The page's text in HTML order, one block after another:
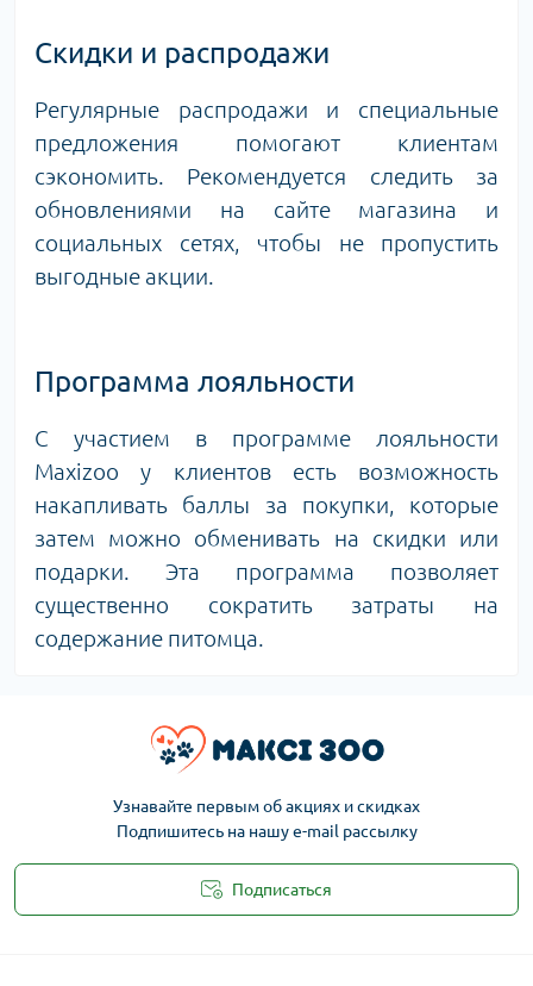
Скидки и распродажи
Регулярные распродажи и специальные
предложения помогают клиентам
сэкономить. Рекомендуется следить за
обновлениями на сайте магазина и
социальных сетях, чтобы не пропустить
выгодные акции.
Программа лояльности
С участием в программе лояльности
Maxizoo у клиентов есть возможность
накапливать баллы за покупки, которые
затем можно обменивать на скидки или
подарки. Эта программа позволяет
существенно сократить затраты на
содержание питомца.
Узнавайте первым об акциях и скидках
Подпишитесь на нашу e-mail рассылку
Подписаться